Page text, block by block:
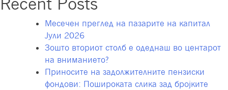
Месечен преглед на пазарите на капитал
Јули 2026
Зошто вториот столб е одеднаш во центарот
на вниманието?
Приносите на задолжителните пензиски
фондови: Пошироката слика зад бројките